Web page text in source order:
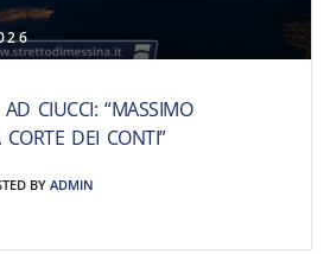
CIUCCI: “MASSIMO
DEI CONTI”
BYADMIN